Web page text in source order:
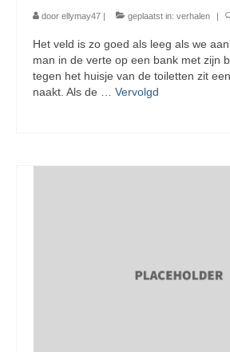
door ellymay47 | geplaatst in: verhalen |
Het veld is zo goed als leeg als we
man in de verte op een bank met zijn
tegen het huisje van de toiletten zit
naakt. Als de … Vervolgd